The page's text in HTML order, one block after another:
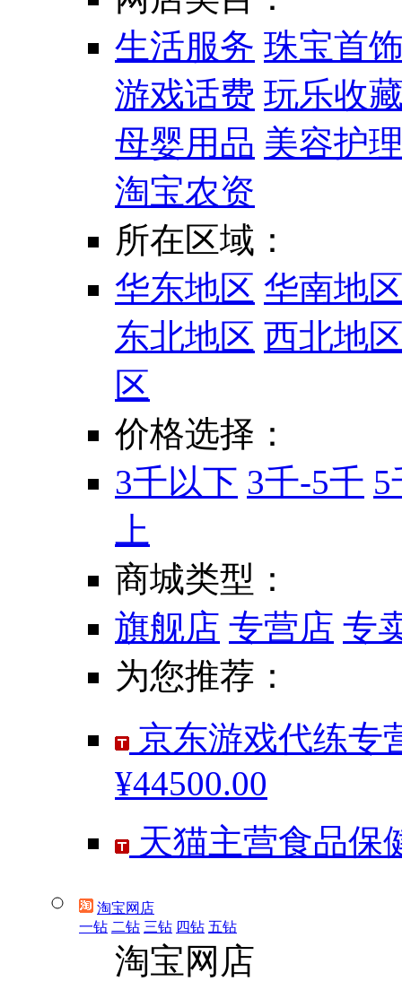
生活服务 珠宝首
游戏话费 玩乐收
母婴用品 美容护
淘宝农资
所在区域：
华东地区 华南地
东北地区 西北地
区
价格选择：
3千以下 3千-5千 5
上
商城类型：
旗舰店 专营店 专
为您推荐：
京东游戏代练专
¥44500.00
天猫主营食品保
淘宝网店
一钻 二钻 三钻 四钻 五钻
淘宝网店